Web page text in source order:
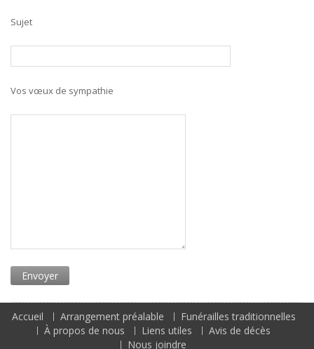
Sujet
Vos vœux de sympathie
Accueil Arrangement préalable
Funérailles traditionnelles
À propos de nous
Liens utiles
Avis de décès
Nous joindre